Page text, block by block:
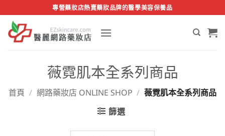
to
content
專營藥妝店熱賣藥妝品牌的醫學美容保養品
薇霓肌本全系列商品
首頁 / 網路藥妝店 ONLINE SHOP / 薇霓肌本全系列商品
篩選